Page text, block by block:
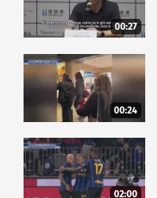
00:27
00:24
02:00